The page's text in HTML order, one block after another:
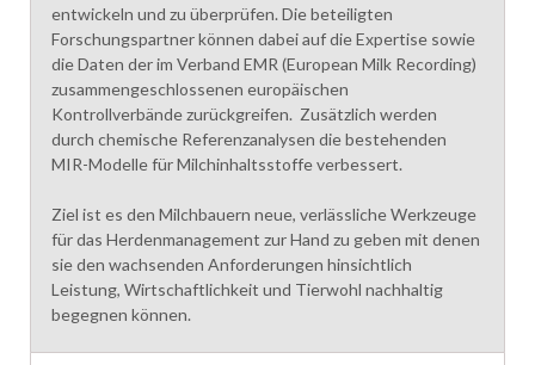
entwickeln und zu überprüfen. Die beteiligten
Forschungspartner können dabei auf die Expertise sowie
die Daten der im Verband EMR (European Milk Recording)
zusammengeschlossenen europäischen
Kontrollverbände zurückgreifen. Zusätzlich werden
durch chemische Referenzanalysen die bestehenden
MIR-Modelle für Milchinhaltsstoffe verbessert.
Ziel ist es den Milchbauern neue, verlässliche Werkzeuge
für das Herdenmanagement zur Hand zu geben mit denen
sie den wachsenden Anforderungen hinsichtlich
Leistung, Wirtschaftlichkeit und Tierwohl nachhaltig
begegnen können.